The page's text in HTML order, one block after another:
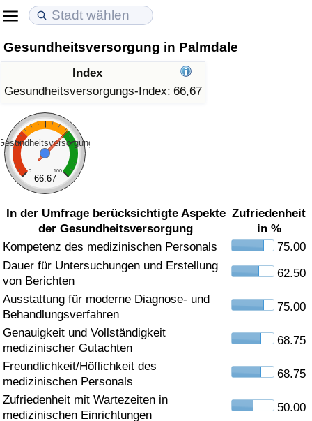
Gesundheitsversorgung in Palmdale
Index
Gesundheitsversorgungs-Index: 66,67
0 100
66.67
In der Umfrage berücksichtigte Aspekte
der Gesundheitsversorgung
Zufriedenheit
in %
Kompetenz des medizinischen Personals
75.00
Dauer für Untersuchungen und Erstellung
von Berichten
62.50
Ausstattung für moderne Diagnose- und
Behandlungsverfahren
75.00
Genauigkeit und Vollständigkeit
medizinischer Gutachten
68.75
Freundlichkeit/Höflichkeit des
medizinischen Personals
68.75
Zufriedenheit mit Wartezeiten in
medizinischen Einrichtungen
50.00
Lebenshaltungskosten
Lebenshaltungskosten-Index (aktuell)
Lebenshaltungskosten-Index
Lebenshaltungskosten-Index nach Land
in Akaba
Immobilienpreise
Immobilienpreis-Index (aktuell)
Immobilienpreis-Index
Immobilienpreis-Index nach Land
Lebensqualität
Lebensqualität-Index
Lebensqualität-Index (aktuell)
Lebensqualitätsindex nach Land
Kriminalität
Kriminalitäts-Index (aktuell)
Kriminalitäts-Index
Kriminalitätsindex nach Land
Gesundheitsversorgung
Gesundheitsversorgungs-Index (aktuell)
Gesundheitsversorgungs-Index